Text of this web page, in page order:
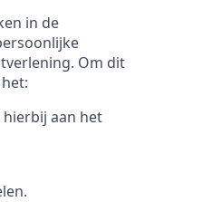
in de
Om dit
aan het